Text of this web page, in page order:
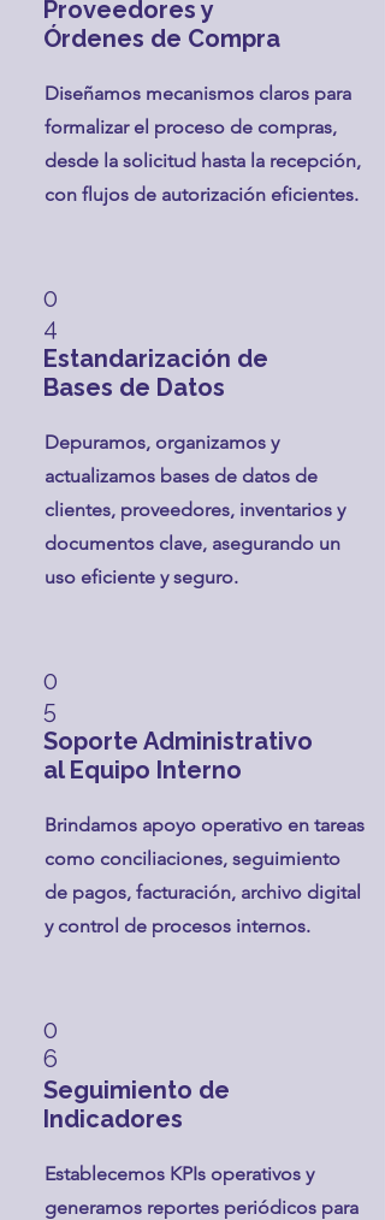
Proveedores y
Órdenes de Compra
Diseñamos mecanismos claros para
formalizar el proceso de compras,
desde la solicitud hasta la recepción,
con flujos de autorización eficientes.
0
4
Estandarización de
Bases de Datos
Depuramos, organizamos y
actualizamos bases de datos de
clientes, proveedores, inventarios y
documentos clave, asegurando un
uso eficiente y seguro.
0
5
Soporte Administrativo
al Equipo Interno
Brindamos apoyo operativo en tareas
como conciliaciones, seguimiento
de pagos, facturación, archivo digital
y control de procesos internos.
0
6
Seguimiento de
Indicadores
Establecemos KPIs operativos y
generamos reportes periódicos para